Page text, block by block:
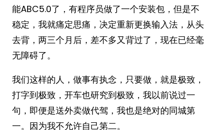
能ABC5.0了，有程序员做了一个安装包，但是不
稳定，我就痛定思痛，决定重新更换输入法，从头
去背，两三个月后，差不多又背过了，现在已经毫
无障碍了。
我们这样的人，做事有执念，只要做，就是极致，
打字到极致，开车也研究到极致，我以前说过一
句，即便是送外卖做代驾，我也是绝对的同城第
一。因为我不允许自己第二。